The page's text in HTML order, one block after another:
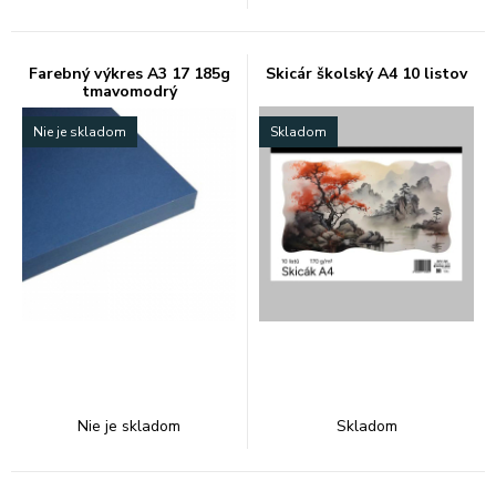
Farebný výkres A3 17 185g
tmavomodrý
Nie je skladom
Nie je skladom
Skicár školský A4 10 listov
Skladom
Skladom